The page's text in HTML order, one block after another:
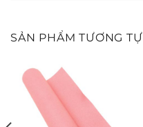
SẢN PHẨM TƯƠNG TỰ